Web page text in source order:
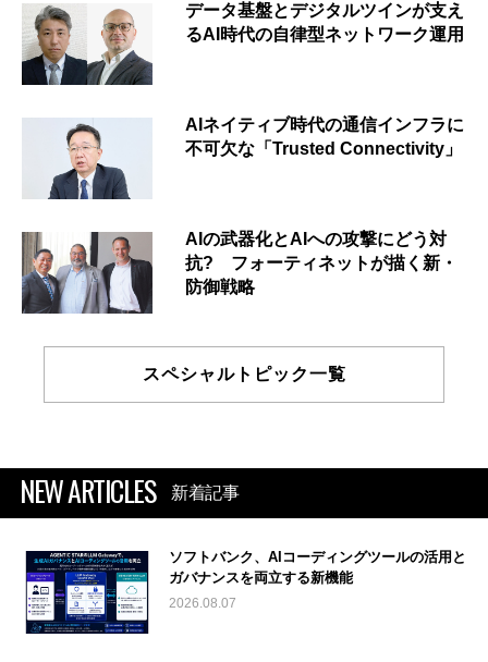
データ基盤とデジタルツインが支え
るAI時代の自律型ネットワーク運用
AIネイティブ時代の通信インフラに
不可欠な「Trusted Connectivity」
AIの武器化とAIへの攻撃にどう対
抗? フォーティネットが描く新・
防御戦略
スペシャルトピック一覧
NEW ARTICLES 新着記事
ソフトバンク、AIコーディングツールの活用と
ガバナンスを両立する新機能
2026.08.07